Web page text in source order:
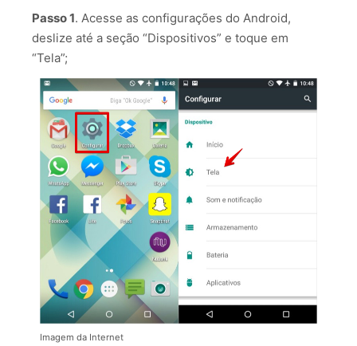
Passo 1. Acesse as configurações do Android,
deslize até a seção “Dispositivos” e toque em
“Tela”;
Imagem da Internet